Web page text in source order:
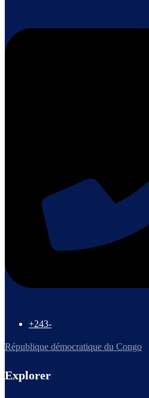
+243-
République démocratique du Congo
Explorer